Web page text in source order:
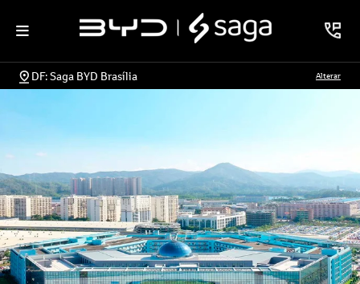
DF: Saga BYD Brasília Alterar